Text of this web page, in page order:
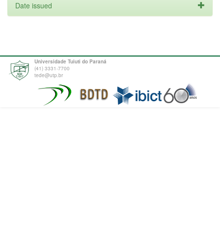
Date issued
Universidade Tuiuti do Paraná
(41) 3331-7700
tede@utp.br